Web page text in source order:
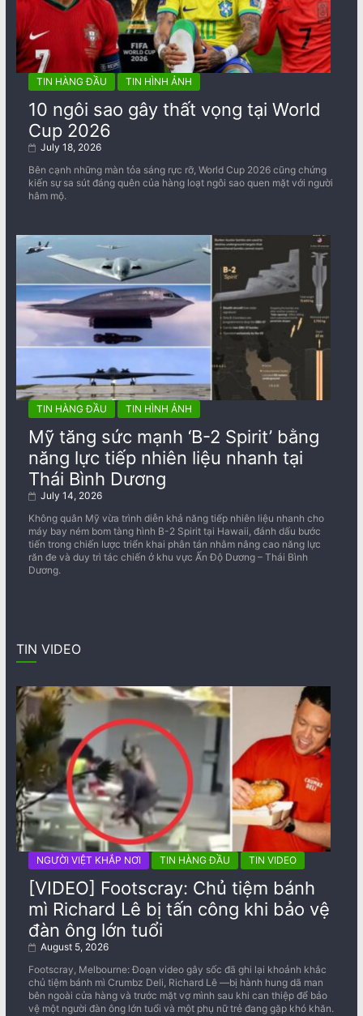
TIN HÀNG ĐẦU TIN HÌNH ẢNH
10 ngôi sao gây thất vọng tại World
Cup 2026
July 18, 2026
Bên cạnh những màn tỏa sáng rực rỡ, World Cup 2026 cũng chứng
kiến sự sa sút đáng quên của hàng loạt ngôi sao quen mặt với người
hâm mộ.
TIN HÀNG ĐẦU TIN HÌNH ẢNH
Mỹ tăng sức mạnh ‘B-2 Spirit’ bằng
năng lực tiếp nhiên liệu nhanh tại
Thái Bình Dương
July 14, 2026
Không quân Mỹ vừa trình diễn khả năng tiếp nhiên liệu nhanh cho
máy bay ném bom tàng hình B-2 Spirit tại Hawaii, đánh dấu bước
tiến trong chiến lược triển khai phân tán nhằm nâng cao năng lực
răn đe và duy trì tác chiến ở khu vực Ấn Độ Dương – Thái Bình
Dương.
TIN VIDEO
NGƯỜI VIỆT KHẮP NƠI TIN HÀNG ĐẦU TIN VIDEO
[VIDEO] Footscray: Chủ tiệm bánh
mì Richard Lê bị tấn công khi bảo vệ
đàn ông lớn tuổi
August 5, 2026
Footscray, Melbourne: Đoạn video gây sốc đã ghi lại khoảnh khắc
chủ tiệm bánh mì Crumbz Deli, Richard Lê —bị hành hung dã man
bên ngoài cửa hàng và trước mặt vợ mình sau khi can thiệp để bảo
vệ một người đàn ông lớn tuổi và một phụ nữ trẻ đang gặp khó khăn.